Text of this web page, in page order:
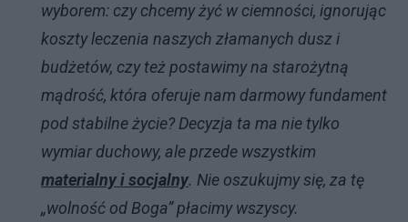
wyborem: czy chcemy żyć w ciemności, ignorując
koszty leczenia naszych złamanych dusz i
budżetów, czy też postawimy na starożytną
mądrość, która oferuje nam darmowy fundament
pod stabilne życie? Decyzja ta ma nie tylko
wymiar duchowy, ale przede wszystkim
materialny i socjalny. Nie oszukujmy się, za tę
„wolność od Boga” płacimy wszyscy.